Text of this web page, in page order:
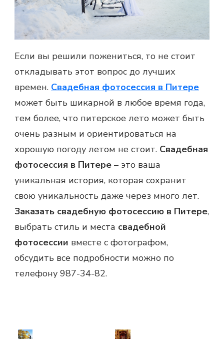
Если вы решили пожениться, то не стоит
откладывать этот вопрос до лучших
времен. Свадебная фотосессия в Питере
может быть шикарной в любое время года,
тем более, что питерское лето может быть
очень разным и ориентироваться на
хорошую погоду летом не стоит. Свадебная
фотосессия в Питере – это ваша
уникальная история, которая сохранит
свою уникальность даже через много лет.
Заказать свадебную фотосессию в Питере,
выбрать стиль и места свадебной
фотосессии вместе с фотографом,
обсудить все подробности можно по
телефону 987-34-82.